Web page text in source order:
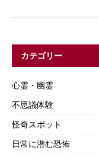
カテゴリー
心霊・幽霊
不思議体験
怪奇スポット
日常に潜む恐怖